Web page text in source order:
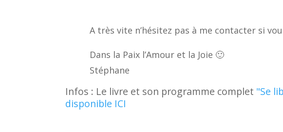
A très vite n’hésitez pas à me contacter si
Dans la Paix l’Amour et la Joie 🙂
Stéphane
Infos : Le livre et son programme complet "Se
disponible ICI